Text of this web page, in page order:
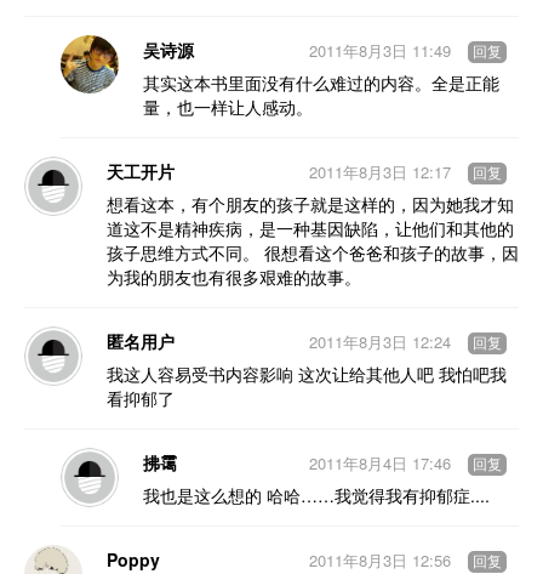
吴诗源
其实这本书里面没有什么难过的内容。全是正能
量，也一样让人感动。
2011年8月3日 11:49 回复
天工开片
想看这本，有个朋友的孩子就是这样的，因为她我才知
道这不是精神疾病，是一种基因缺陷，让他们和其他的
孩子思维方式不同。 很想看这个爸爸和孩子的故事，因
为我的朋友也有很多艰难的故事。
2011年8月3日 12:17 回复
匿名用户
我这人容易受书内容影响 这次让给其他人吧 我怕吧我
看抑郁了
2011年8月3日 12:24 回复
拂霭
我也是这么想的 哈哈……我觉得我有抑郁症....
2011年8月4日 17:46 回复
Poppy 2011年8月3日 12:56 回复